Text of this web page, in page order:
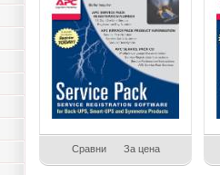
Сравни За цена